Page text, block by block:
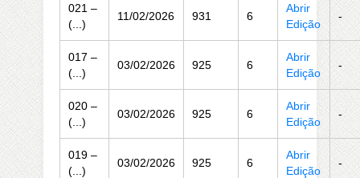
021 –
(...)
11/02/2026 931 6
Abrir
Edição
-
017 –
(...)
03/02/2026 925 6
Abrir
Edição
-
020 –
(...)
03/02/2026 925 6
Abrir
Edição
-
019 –
(...)
03/02/2026 925 6
Abrir
Edição
-